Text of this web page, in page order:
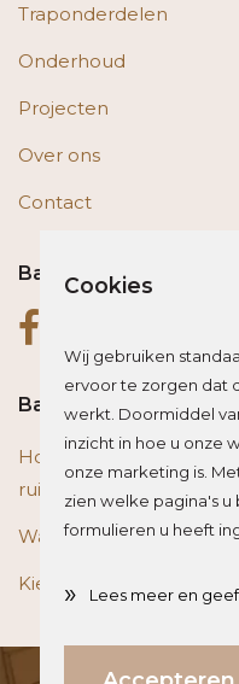
Traponderdelen
Onderhoud
Projecten
Over ons
Contact
Bas op social media
Bas blogt
Houten vloer of trap
ruimte optisch
Wat is het beste
Kies de juiste plint voor
Direct weten
Cookies
Wij gebruiken
ervoor te zorgen dat
werkt. Doormiddel
inzicht in hoe u onze
onze marketing is.
zien welke pagina's
formulieren u heeft
» Lees meer en